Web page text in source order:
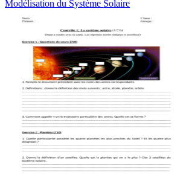
Modélisation du Système Solaire